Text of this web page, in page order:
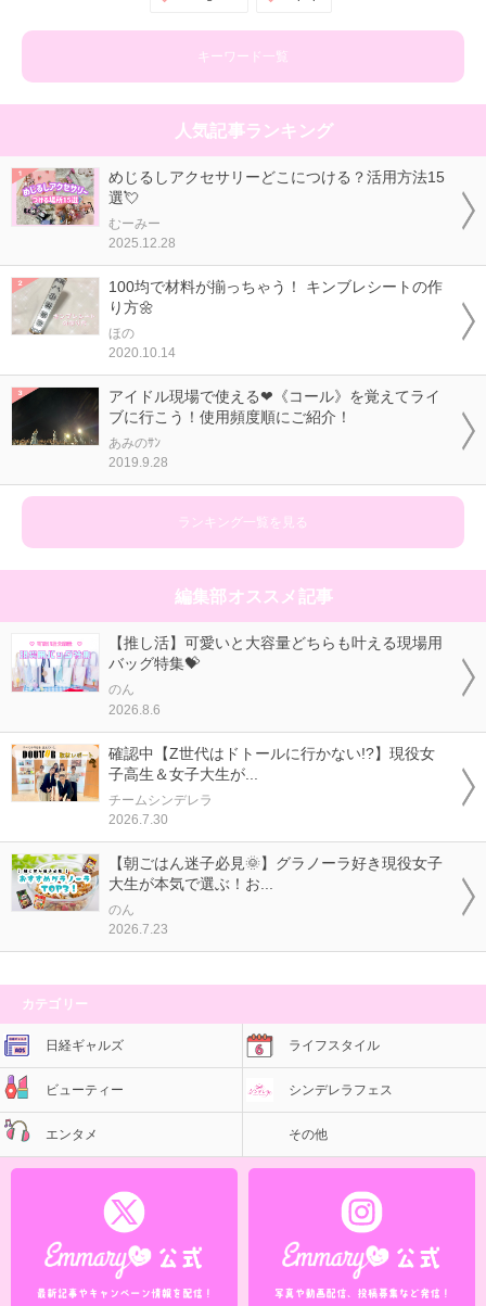
キーワード一覧
人気記事ランキング
めじるしアクセサリーどこにつける？活用方法15
選💘
むーみー
2025.12.28
100均で材料が揃っちゃう！ キンブレシートの作
り方🌼
ほの
2020.10.14
アイドル現場で使える❤《コール》を覚えてライ
ブに行こう！使用頻度順にご紹介！
あみのｻﾝ
2019.9.28
ランキング一覧を見る
編集部オススメ記事
【推し活】可愛いと大容量どちらも叶える現場用
バッグ特集💝
のん
2026.8.6
確認中【Z世代はドトールに行かない!?】現役女
子高生＆女子大生が...
チームシンデレラ
2026.7.30
【朝ごはん迷子必見🌞】グラノーラ好き現役女子
大生が本気で選ぶ！お...
のん
2026.7.23
カテゴリー
日経ギャルズ ライフスタイル
ビューティー シンデレラフェス
エンタメ その他